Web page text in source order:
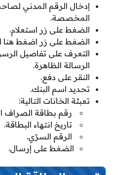
إدخال الرقم المدني
المخصصة.
الضغط على زر استعلام.
الضغط على زر اضغط هنا
التعرف على تفاصيل
الرسالة الظاهرة.
النقر على دفع.
تحديد اسم البنك.
تعبئة الخانات التالية:
رقم بطاقة الصراف
تاريخ انتهاء البطاقة.
الرقم السرّي.
الضغط على إرسال.